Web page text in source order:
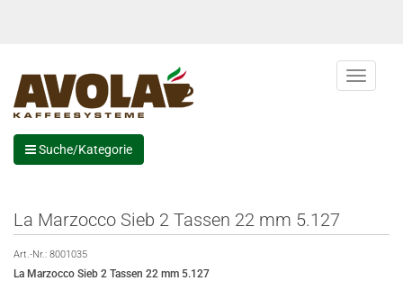
Menu
Suche/Kategorie
La Marzocco Sieb 2 Tassen 22 mm 5.127
Art.-Nr.: 8001035
La Marzocco Sieb 2 Tassen 22 mm 5.127